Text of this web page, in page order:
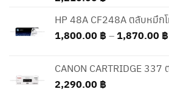
HP 48A CF248A ตลับหมึก
1,800.00 ฿ –1,870.00 ฿
CANON CARTRIDGE
2,290.00 ฿